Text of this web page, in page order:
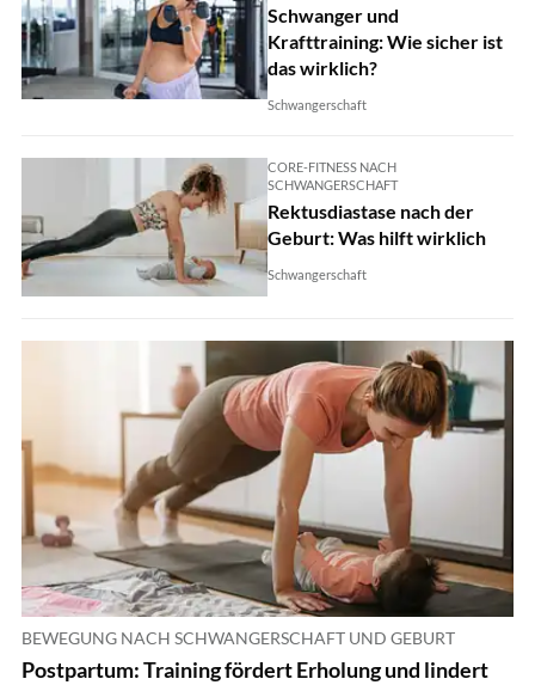
Schwanger und
Krafttraining: Wie sicher ist
das wirklich?
Schwangerschaft
CORE-FITNESS NACH
SCHWANGERSCHAFT
Rektusdiastase nach der
Geburt: Was hilft wirklich
Schwangerschaft
BEWEGUNG NACH SCHWANGERSCHAFT UND GEBURT
Postpartum: Training fördert Erholung und lindert